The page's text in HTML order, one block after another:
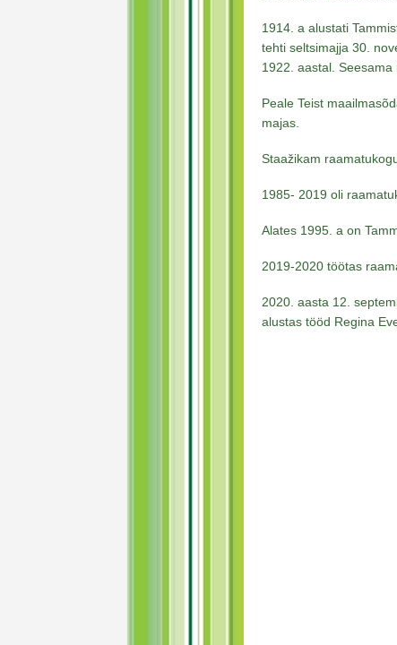
1914. a alustati
tehti seltsimajja 30.
1922. aastal.
Peale Teist
majas.
Staažikam
1985- 2019 oli
Alates 1995. a on
2019-2020 töötas
2020. aasta 12.
alustas tööd Regina